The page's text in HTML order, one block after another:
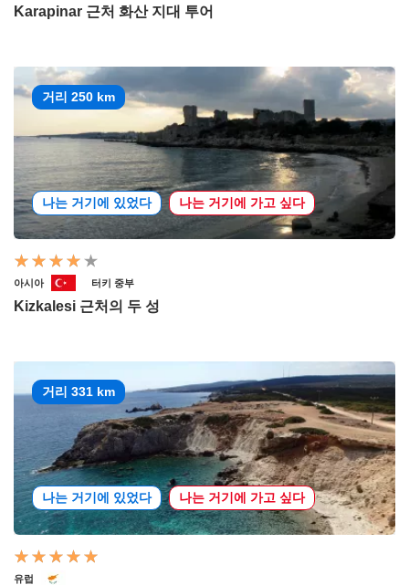
Karapinar 근처 화산 지대 투어
거리 250 km
나는 거기에 있었다 나는 거기에 가고 싶다
아시아 터키 중부
Kizkalesi 근처의 두 성
거리 331 km
나는 거기에 있었다 나는 거기에 가고 싶다
유럽